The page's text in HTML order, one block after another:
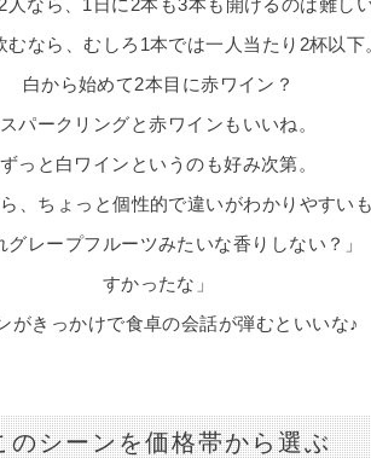
なら、むしろ1本では一人当たり2杯以下
白から始めて2本目に赤ワイン？
スパークリングと赤ワインもいいね。
ずっと白ワインというのも好み次第。
、ちょっと個性的で違いがわかりやすい
グレープフルーツみたいな香りしない？
すかったな」
がきっかけで食卓の会話が弾むといいな♪
のシーンを価格帯から選ぶ